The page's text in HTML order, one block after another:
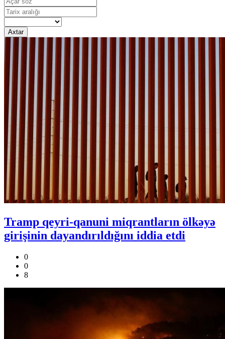
Axtar
Tramp qeyri-qanuni miqrantların ölkəyə
girişinin dayandırıldığını iddia etdi
0
0
8